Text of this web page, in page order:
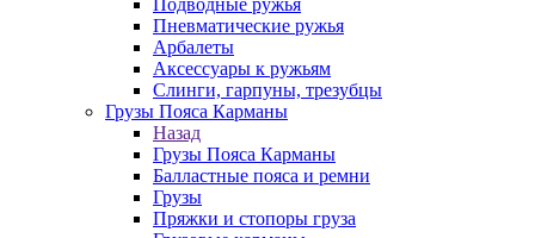
Подводные ружья
Пневматические ружья
Арбалеты
Аксессуары к ружьям
Слинги, гарпуны, трезубцы
Грузы Пояса Карманы
Назад
Грузы Пояса Карманы
Балластные пояса и ремни
Грузы
Пряжки и стопоры груза